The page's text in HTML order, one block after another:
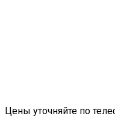
Цены уточняйте по